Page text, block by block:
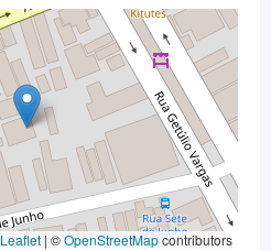
Leaflet | ©OpenStreetMapcontributors